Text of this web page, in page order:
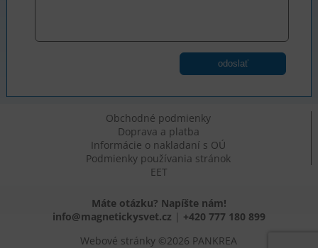
odoslať
Obchodné podmienky
Doprava a platba
Informácie o nakladaní s OÚ
Podmienky používania stránok
EET
Máte otázku? Napíšte nám!
info@magnetickysvet.cz | +420 777 180 899
Webové stránky ©2026 PANKREA